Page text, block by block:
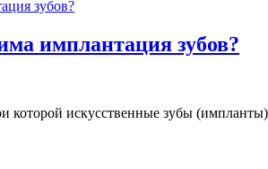
имплантация зубов?
которой искусственные зубы